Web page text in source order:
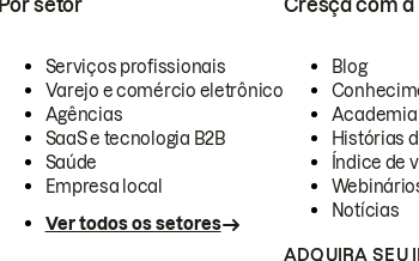
Por setor
Serviços profissionais
Varejo e comércio eletrônico
Agências
SaaS e tecnologia B2B
Saúde
Empresa local
Ver todos os setores
Cresça com a
Blog
Academia
Histórias
Índice de
Notícias
ADQUIRA SEU